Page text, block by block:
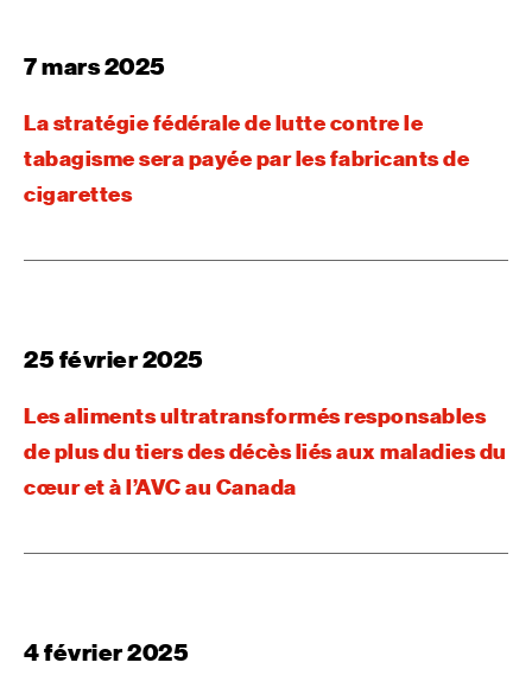
7 mars 2025
La stratégie fédérale de lutte contre le
tabagisme sera payée par les fabricants de
cigarettes
25 février 2025
Les aliments ultratransformés responsables
de plus du tiers des décès liés aux maladies du
cœur et à l’AVC au Canada
4 février 2025